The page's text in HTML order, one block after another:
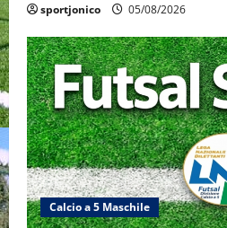
sportjonico 05/08/2026
Calcio a 5 Maschile